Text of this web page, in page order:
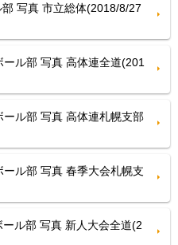
写真 市立総体(2018/8/27
ル部 写真 高体連全道(201
ル部 写真 高体連札幌支部
ル部 写真 春季大会札幌支
ル部 写真 新人大会全道(2